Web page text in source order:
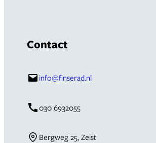
Contact
info@finserad.nl
030 6932055
Bergweg 25, Zeist